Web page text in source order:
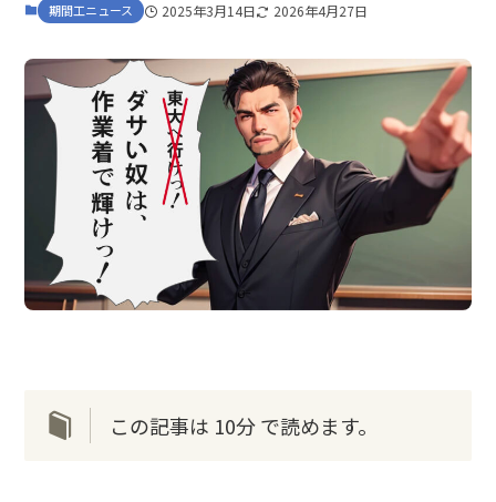
期間工ニュース 2025年3月14日 2026年4月27日
この記事は 10分 で読めます。